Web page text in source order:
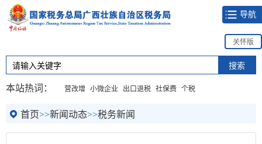
导航
关怀版
本站热词： 营改增 小微企业 出口退税 社保费 个税
首页>>新闻动态>>税务新闻